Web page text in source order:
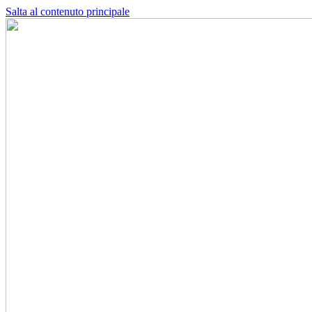
Salta al contenuto principale